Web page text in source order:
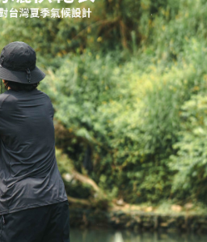
定代理人或監護人之同意方可使用
申辦者引起之損失，本公司不負相關責
將依據個別帳號之用戶狀況，依本公司即
有額度不足之情形，本公司將視審查結果
他人資訊註冊。若發現惡意使用之情形，
該用戶之使用額度並採取法律行動。
以上)免運費
，請聯繫客服）
以上)免運費
客服確認實際運費(運費另
查看運費